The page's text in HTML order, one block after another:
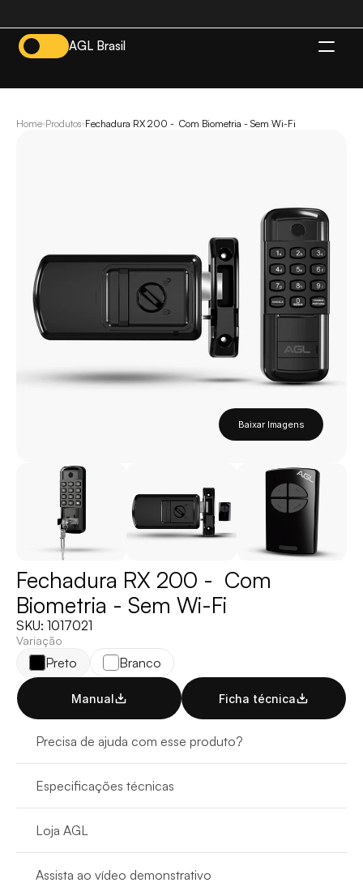
AGL Brasil
Home Produtos Fechadura RX 200 -  Com Biometria - Sem Wi-Fi
Baixar Imagens
Fechadura RX 200 -  Com
Biometria - Sem Wi-Fi
SKU: 1017021
Variação
Preto Branco
Manual Ficha técnica
Precisa de ajuda com esse produto?
Especificações técnicas
Loja AGL
Assista ao vídeo demonstrativo